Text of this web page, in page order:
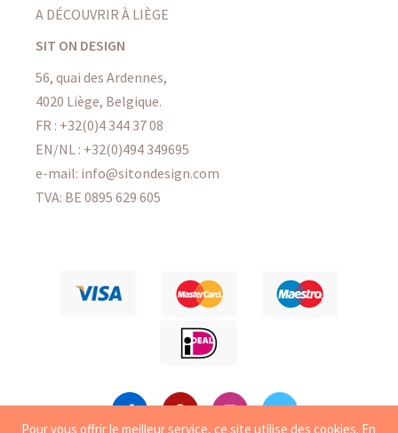
A DÉCOUVRIR À LIÈGE
SIT ON DESIGN
56, quai des Ardennes,
4020 Liège, Belgique.
FR : +32(0)4 344 37 08
EN/NL : +32(0)494 349695
e-mail: info@sitondesign.com
TVA: BE 0895 629 605
Pour vous offrir le meilleur service, ce site utilise des cookies. En